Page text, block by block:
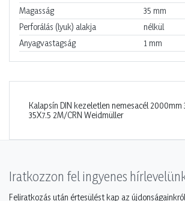
Magasság
35 mm
Perforálás (lyuk) alakja
nélkül
Anyagvastagság
1 mm
Kalapsín DIN kezeletlen nemesacél 2000mm
35X7.5 2M/CRN Weidmüller
Iratkozzon fel ingyenes
Feliratkozás után értesülést kap az